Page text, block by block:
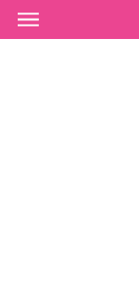
Ir al contenido principal